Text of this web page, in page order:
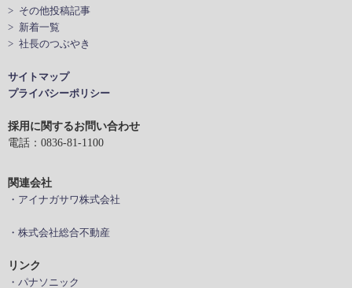
> その他投稿記事
> 新着一覧
> 社長のつぶやき
サイトマップ
プライバシーポリシー
採用に関するお問い合わせ
電話：0836-81-1100
関連会社
・アイナガサワ株式会社
・株式会社総合不動産
リンク
・パナソニック